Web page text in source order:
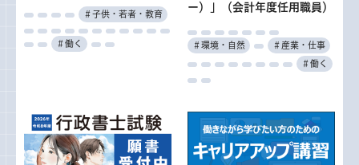
＃子供・若者・教育
＃働く
ー）」（会計年度任用職員）
＃環境・自然 ＃産業・仕事
＃働く